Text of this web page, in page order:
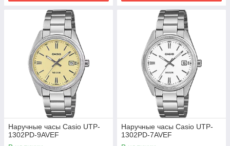
Наручные часы Casio UTP-
1302PD-9AVEF
Наручные часы Casio UTP-
1302PD-7AVEF